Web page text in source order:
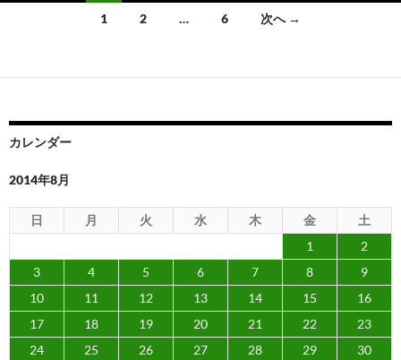
ナ
ゲ
ー
シ
ョ
ン
1 2 … 6 次へ →
カレンダー
2014年8月
日 月 火 水 木 金
土
1
2
3
4 5 6 7 8
9
10
11 12 13 14 15
16
17
18 19 20 21 22
23
24
25 26 27 28 29
30